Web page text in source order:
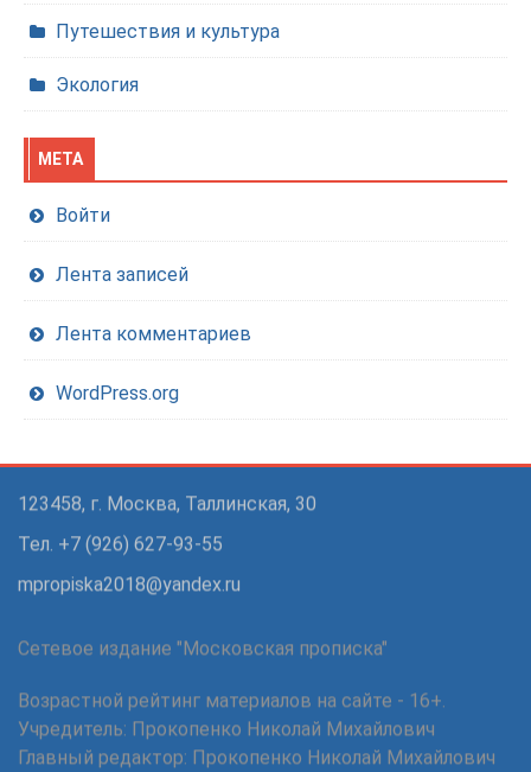
Путешествия и культура
Экология
МЕТА
Войти
Лента записей
Лента комментариев
WordPress.org
123458, г. Москва, Таллинская, 30
Тел. +7 (926) 627-93-55
mpropiska2018@yandex.ru
Сетевое издание "Московская прописка"
Возрастной рейтинг материалов на сайте - 16+.
Учредитель: Прокопенко Николай Михайлович
Главный редактор: Прокопенко Николай Михайлович